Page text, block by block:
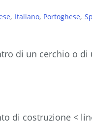
Italiano Portoghese
di un cerchio o
di costruzione <